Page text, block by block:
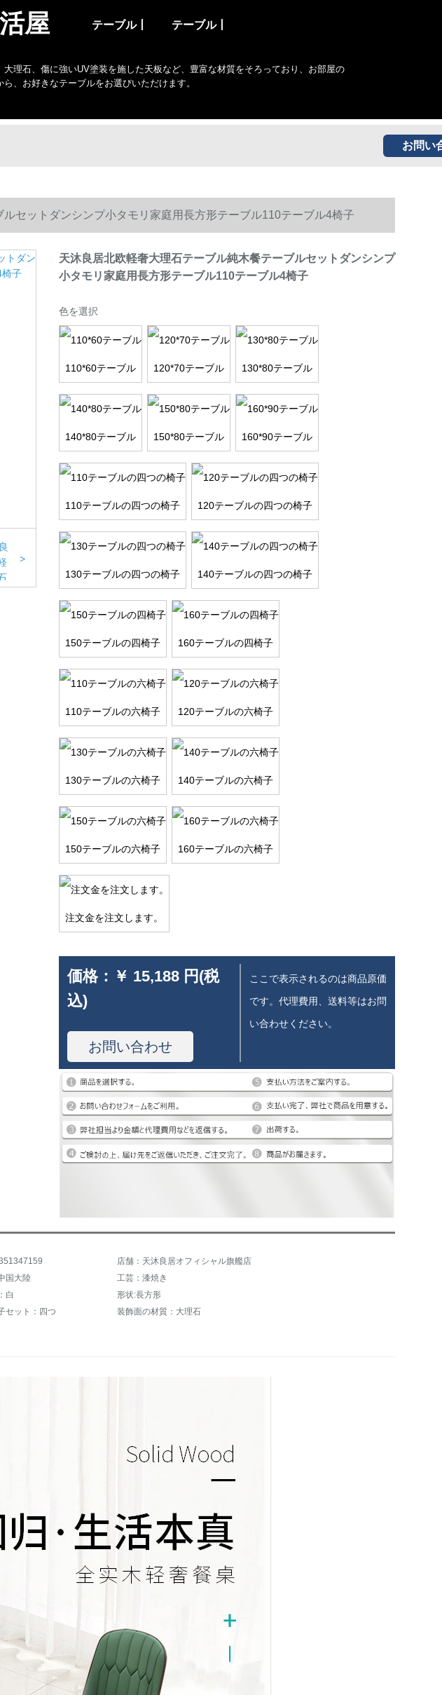
屋 テーブル丨 テーブル丨
理石、傷に強いUV塗装を施した天板など、豊富な材質をそろっており、お部屋の
、お好きなテーブルをお選びいただけます。
お問い
セットダンシンプ小タモリ家庭用長方形テーブル110テーブル4椅子
>
天沐良居北欧軽奢大理石テーブル純木餐テーブルセットダンシンプ
小タモリ家庭用長方形テーブル110テーブル4椅子
色を選択
110*60テーブル 120*70テーブル 130*80テーブル
140*80テーブル 150*80テーブル 160*90テーブル
110テーブルの四つの椅子 120テーブルの四つの椅子
130テーブルの四つの椅子 140テーブルの四つの椅子
150テーブルの四椅子 160テーブルの四椅子
110テーブルの六椅子 120テーブルの六椅子
130テーブルの六椅子 140テーブルの六椅子
150テーブルの六椅子 160テーブルの六椅子
注文金を注文します。
価格： ￥ 15,188 円(税
込)
お問い合わせ
ここで表示されるのは商品原価
です。代理費用、送料等はお問
い合わせください。
店舗：天沐良居オフィシャル旗艦店
国大陸
工芸：漆焼き
白
形状:長方形
セット：四つ
装飾面の材質：大理石